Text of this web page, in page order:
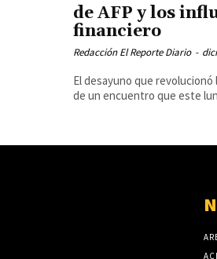
de AFP y los
financiero
Redacción El Reporte Diario -
El desayuno que
de un encuentro que este